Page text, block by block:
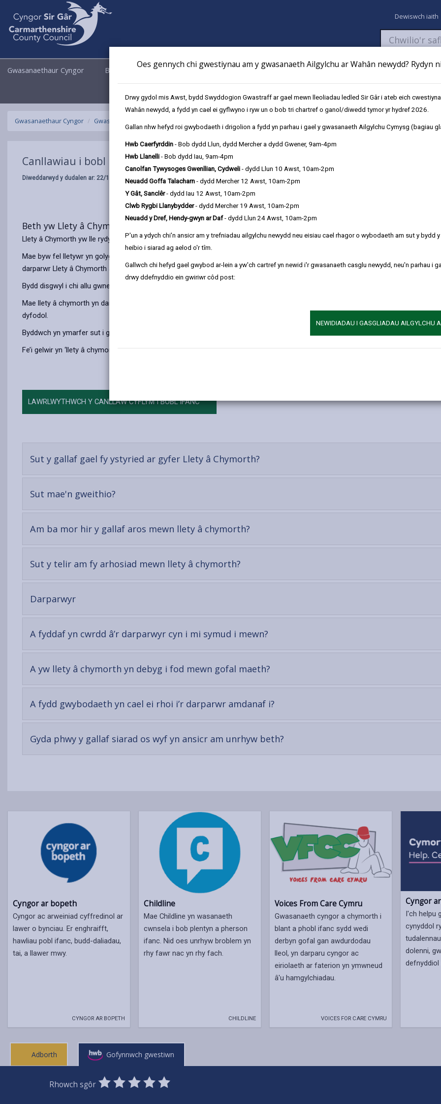
Oes gennych chi gwestiynau am y gwasanaeth Ailgylchu ar Wahân newydd? Rydyn
Drwy gydol mis Awst, bydd Swyddogion Gwastraff ar gael mewn lleoliadau ledled Sir Gâr i ateb eich
Wahân newydd, a fydd yn cael ei gyflwyno i ryw un o bob tri chartref o ganol/diwedd tymor yr hydref 2026.
Gallan nhw hefyd roi gwybodaeth i drigolion a fydd yn parhau i gael y gwasanaeth Ailgylchu Cymysg (bagiau
Hwb Caerfyrddin - Bob dydd Llun, dydd Mercher a dydd Gwener, 9am-4pm
Hwb Llanelli - Bob dydd Iau, 9am-4pm
Canolfan Tywysoges Gwenllian, Cydweli - dydd Llun 10 Awst, 10am-2pm
Neuadd Goffa Talacharn - dydd Mercher 12 Awst, 10am-2pm
Y Gât, Sanclêr- dydd Iau 12 Awst, 10am-2pm
Clwb Rygbi Llanybydder- dydd Mercher 19 Awst, 10am-2pm
Neuadd y Dref, Hendy-gwyn ar Daf- dydd Llun 24 Awst, 10am-2pm
P'un a ydych chi'n ansicr am y trefniadau ailgylchu newydd neu eisiau cael rhagor o wybodaeth am sut y bydd
heibio i siarad ag aelod o'r tîm.
Gallwch chi hefyd gael gwybod ar-lein a yw'ch cartref yn newid i'r gwasanaeth casglu newydd, neu'n parhau i
drwy ddefnyddio ein gwiriwr côd post:
NEWIDIADAU I GASGLIADAU AILGYLCHU
Dewiswch iaith
Gwasanaethaur Cyngor Busnes Cyngor a Democratiaeth Newyddion
Fy Nghyfrifon Talu Cyflwyno cais
Gwasanaethaur Cyngor Gwasanaethau i blant a theuluoedd
Canllawiau i bobl ifanc
Diweddarwyd y dudalen ar: 22/10/2024
Beth yw Llety â Chymorth?
Llety â Chymorth yw lle rydych chi’n byw fel lletywr yng nghartref rhywun.
Mae byw fel lletywr yn golygu y bydd gennych allwedd drws ffrynt eich hun ac ystafell wely ar wahân. Byddwch yn rhannu’r gegin,
darparwr Llety â Chymorth a’i deulu.
Bydd disgwyl i chi allu gwneud cryn dipyn ar eich pen eich hun i hybu eich annibyniaeth a datblygu eich sgiliau byw’n annibynnol.
Mae llety â chymorth yn darparu amgylchedd diogel, cefnogol lle gallwch ennill a gwella ymhellach rai o’r sgiliau ymarferol y bydd
dyfodol.
Byddwch yn ymarfer sut i goginio eich prydau eich hun, gwneud eich siopa bwyd a nwyddau ymolchi eich hun, dysgu sut i dalu
Fe’i gelwir yn ‘llety â chymorth’ oherwydd bod y darparwr Llety â Chymorth yno i siarad â chi os oes rhywbeth yn eich poeni, neu
LAWRLWYTHWCH Y CANLLAW CYFLYM I BOBL IFANC
Sut y gallaf gael fy ystyried ar gyfer Llety â Chymorth?
content
Sut mae'n gweithio?
content
Am ba mor hir y gallaf aros mewn llety â chymorth?
content
Sut y telir am fy arhosiad mewn llety â chymorth?
content
Darparwyr-
content
A fyddaf yn cwrdd â’r darparwyr cyn i mi symud i mewn?
content
A yw llety â chymorth yn debyg i fod mewn gofal maeth?
content
A fydd gwybodaeth yn cael ei rhoi i’r darparwr amdanaf i?
content
Gyda phwy y gallaf siarad os wyf yn ansicr am unrhyw beth?
content
Cyngor ar bopeth
Cyngor ac arweiniad cyffredinol ar
lawer o bynciau. Er enghraifft,
hawliau pobl ifanc, budd-daliadau,
tai, a llawer mwy.
CYNGOR AR BOPETH
Childline
Mae Childline yn wasanaeth
cwnsela i bob plentyn a pherson
ifanc. Nid oes unrhyw broblem yn
rhy fawr nac yn rhy fach.
CHILDLINE
Voices From Care Cymru
Gwasanaeth cyngor a chymorth i
blant a phobl ifanc sydd wedi
derbyn gofal gan awdurdodau
lleol, yn darparu cyngor ac
eiriolaeth ar faterion yn ymwneud
â'u hamgylchiadau.
VOICES FOR CARE CYMRU
Cyngor
I'ch helpu
cynyddol
dolenni,
defnyddiol
Adborth Gofynnwch gwestiwn
Rhowch sgôr
0
Stars
1
Star
2
Stars
3
Stars
4
Stars
5
Stars